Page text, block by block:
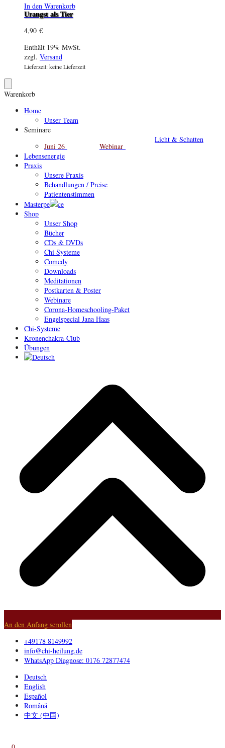
In den Warenkorb
Urangst als Tier
4,90 €
Enthält 19% MwSt.
zzgl. Versand
Lieferzeit: keine Lieferzeit
Warenkorb
Home
Unser Team
Seminare
Juni 26
Webinar
Licht & Schatten
Lebensenergie
Praxis
Unsere Praxis
Behandlungen / Preise
Patientenstimmen
Masterpe
ce
Shop
Unser Shop
Bücher
CDs & DVDs
Chi Systeme
Comedy
Downloads
Meditationen
Postkarten & Poster
Webinare
Corona-Homeschooling-Paket
Engelspecial Jana Haas
Chi-Systeme
Kronenchakra-Club
Übungen
An den Anfang scrollen
+49178 8149992
info@chi-heilung.de
WhatsApp Diagnose: 0176 72877474
Deutsch
English
Español
Română
中文 (中国)